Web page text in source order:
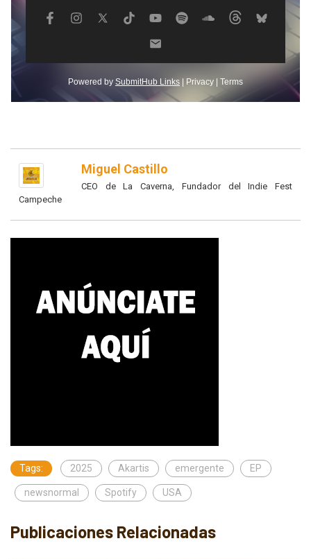
Miguel Castillo
CEO de La Caverna, Fundador del Indie Fest
Campeche
Tags: 2025 Akartis emergente EP
newsnormal Spotify USA
Publicaciones Relacionadas